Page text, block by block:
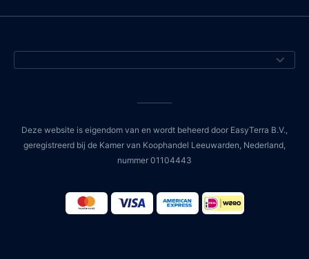
Deze website is eigendom van en wordt beheerd door EasyTerra B.V.,
geregistreerd bij de Kamer van Koophandel Leeuwarden, Nederland,
nummer 01104443